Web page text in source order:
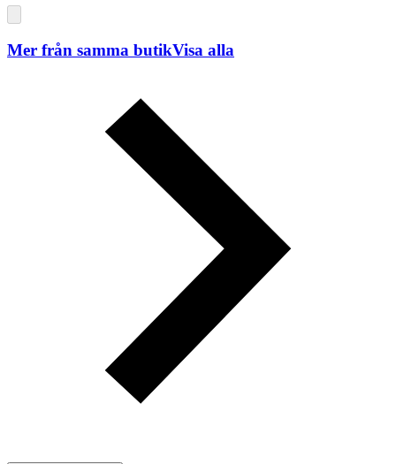
Mer från samma butikVisa alla